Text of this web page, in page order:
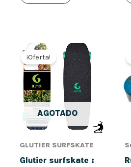
AGOTADO
¡Oferta!
GLUTIER SURFSKATE
Glutier surfskate :
precio
original
era:
280,00€.
precio
actual
es: